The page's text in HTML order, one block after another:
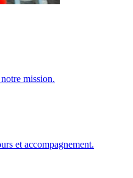
mission.
et accompagnement.